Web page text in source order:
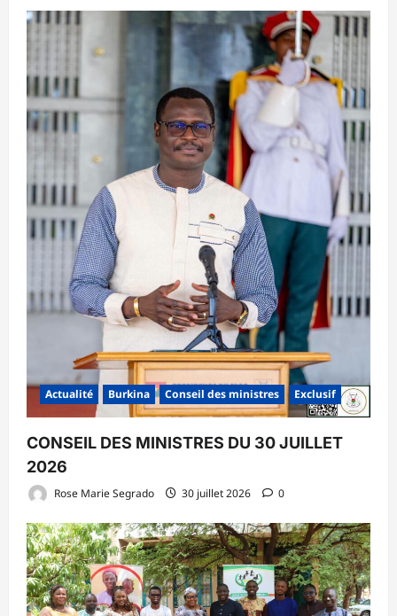
Actualité Burkina Conseil des ministres Exclusif
CONSEIL DES MINISTRES DU 30 JUILLET
2026
Rose Marie Segrado 30 juillet 2026 0